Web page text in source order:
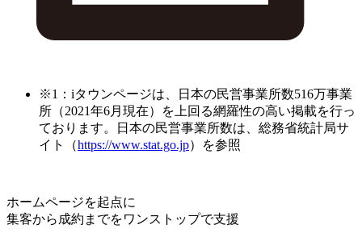
※1：iタウンページは、日本の民営事業所数516万事業
所（2021年6月現在）を上回る網羅性の高い掲載を行っ
ております。日本の民営事業所数は、総務省統計局サ
イト（https://www.stat.go.jp）を参照
ホームページを起点に
集客から成約までをワンストップで支援